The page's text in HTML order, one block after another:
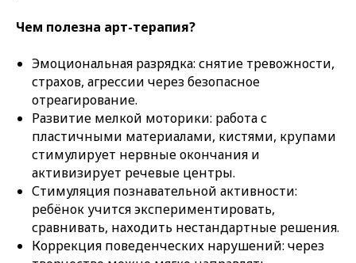
Чем полезна арт-терапия?
Эмоциональная разрядка: снятие тревожности,
страхов, агрессии через безопасное
отреагирование.
Развитие мелкой моторики: работа с
пластичными материалами, кистями, крупами
стимулирует нервные окончания и
активизирует речевые центры.
Стимуляция познавательной активности:
ребёнок учится экспериментировать,
сравнивать, находить нестандартные решения.
Коррекция поведенческих нарушений: через